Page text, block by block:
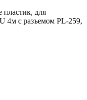
пластик, для
4м с разъемом PL-259,